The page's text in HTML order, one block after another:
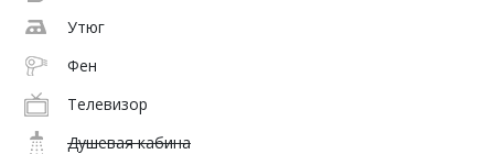
Утюг
Фен
Телевизор
Душевая кабина